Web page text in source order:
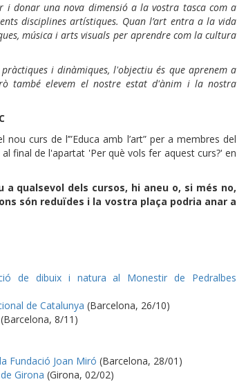
i donar una nova dimensió a la vostra tasca com a
disciplines artístiques. Quan l’art entra a la vida
música i arts visuals per aprendre com la cultura
i dinàmiques, l'objectiu és que aprenem a
també elevem el nostre estat d'ànim i la nostra
curs de l’”Educa amb l’art” per a membres del
final de l'apartat 'Per què vols fer aquest curs?' en
qualsevol dels cursos, hi aneu o, si més no,
són reduïdes i la vostra plaça podria anar a
de dibuix i natura al Monestir de Pedralbes
de Catalunya (Barcelona, 26/10)
(Barcelona, 8/11)
Fundació Joan Miró (Barcelona, 28/01)
Girona (Girona, 02/02)